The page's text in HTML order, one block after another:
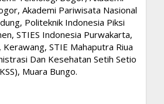
Akademi Pariwisata Nasional
Politeknik Indonesia Piksi
STIES Indonesia Purwakarta,
STIE Mahaputra Riua
Dan Kesehatan Setih Setio
Muara Bungo.